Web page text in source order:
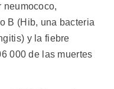
neumococo,
B (Hib, una bacteria
y la fiebre
000 de las muertes